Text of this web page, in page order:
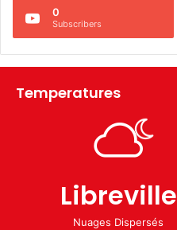
0
Subscribers
Temperatures
Libreville
Nuages Dispersés